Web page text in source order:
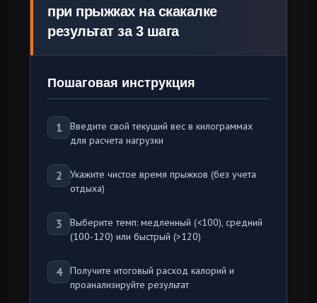
при прыжках на скакалке
результат за 3 шага
Пошаговая инструкция
1
Введите свой текущий вес в килограммах
для расчета нагрузки
2
Укажите чистое время прыжков (без учета
отдыха)
3
Выберите темп: медленный (<100), средний
(100-120) или быстрый (>120)
4
Получите итоговый расход калорий и
проанализируйте результат